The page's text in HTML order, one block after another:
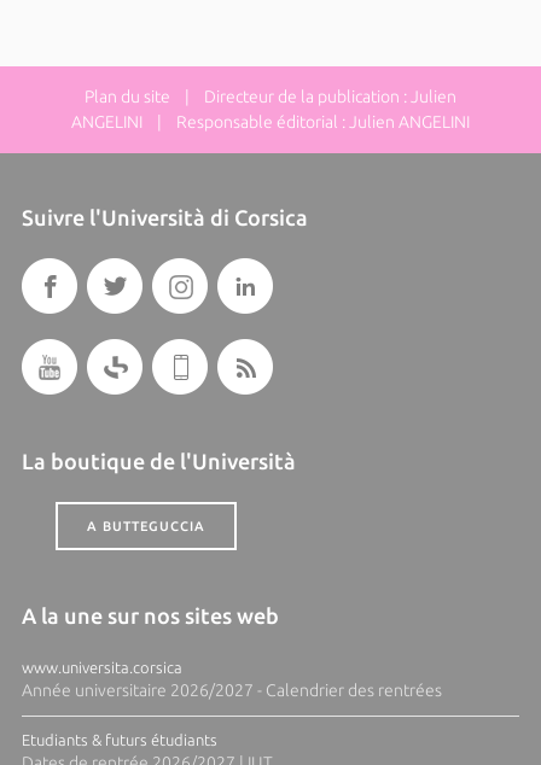
Plan du site | Directeur de la publication : Julien
ANGELINI | Responsable éditorial : Julien ANGELINI
Suivre l'Università di Corsica
La boutique de l'Università
A BUTTEGUCCIA
A la une sur nos sites web
www.universita.corsica
Année universitaire 2026/2027 - Calendrier des rentrées
Etudiants & futurs étudiants